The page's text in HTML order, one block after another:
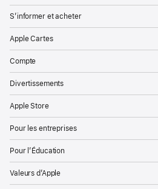
S’informer et acheter
Apple Cartes
Compte
Divertissements
Apple Store
Pour les entreprises
Pour l’Éducation
Valeurs d’Apple